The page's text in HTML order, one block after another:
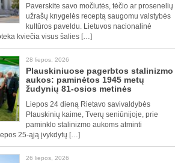
Paverskite savo močiutės, tėčio ar prosenelių
užrašų knygelės receptą saugomu valstybės
kultūros paveldu. Lietuvos nacionalinė
kviečia visus šalies […]
28 liepos, 2026
Plauskiniuose pagerbtos stalinizmo
aukos: paminėtos 1945 metų
žudynių 81-osios metinės
Liepos 24 dieną Rietavo savivaldybės
Plauskinių kaime, Tverų seniūnijoje, prie
paminklo stalinizmo aukoms atminti
25-ąją įvykdytų […]
26 liepos, 2026